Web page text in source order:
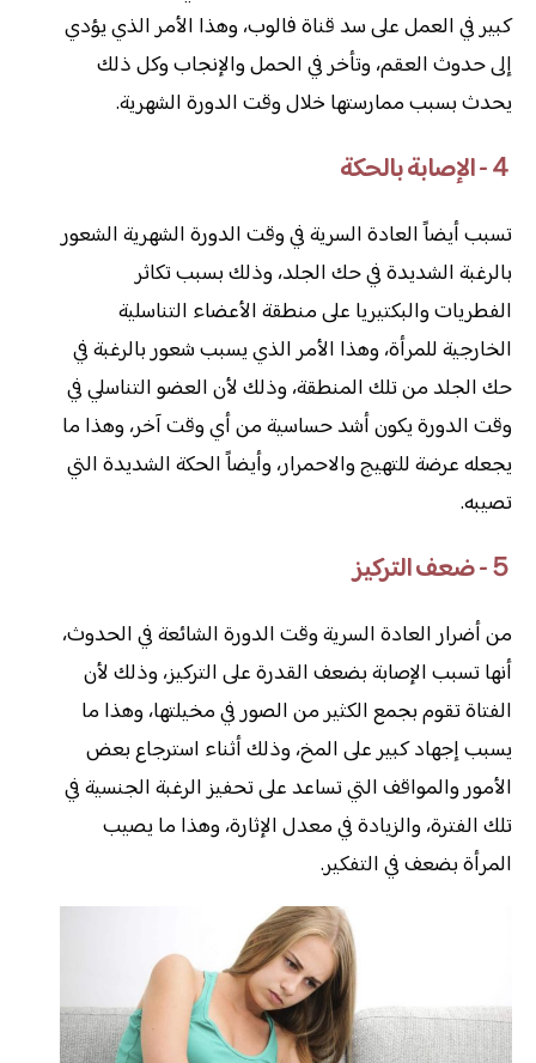
كبير في العمل على سد قناة فالوب، وهذا الأمر الذي يؤدي
إلى حدوث العقم، وتأخر في الحمل والإنجاب وكل ذلك
يحدث بسبب ممارستها خلال وقت الدورة الشهرية.
４- الإصابة بالحكة
تسبب أيضاً العادة السرية في وقت الدورة الشهرية الشعور
بالرغبة الشديدة في حك الجلد، وذلك بسبب تكاثر
الفطريات والبكتيريا على منطقة الأعضاء التناسلية
الخارجية للمرأة، وهذا الأمر الذي يسبب شعور بالرغبة في
حك الجلد من تلك المنطقة، وذلك لأن العضو التناسلي في
وقت الدورة يكون أشد حساسية من أي وقت آخر، وهذا ما
يجعله عرضة للتهيج والاحمرار، وأيضاً الحكة الشديدة التي
تصيبه.
５- ضعف التركيز
من أضرار العادة السرية وقت الدورة الشائعة في الحدوث،
أنها تسبب الإصابة بضعف القدرة على التركيز، وذلك لأن
الفتاة تقوم بجمع الكثير من الصور في مخيلتها، وهذا ما
يسبب إجهاد كبير على المخ، وذلك أثناء استرجاع بعض
الأمور والمواقف التي تساعد على تحفيز الرغبة الجنسية في
تلك الفترة، والزيادة في معدل الإثارة، وهذا ما يصيب
المرأة بضعف في التفكير.